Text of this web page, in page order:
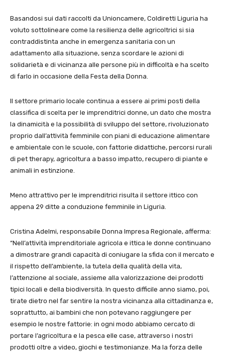
Basandosi sui dati raccolti da Unioncamere, Coldiretti Liguria ha
voluto sottolineare come la resilienza delle agricoltrici si sia
contraddistinta anche in emergenza sanitaria con un
adattamento alla situazione, senza scordare le azioni di
solidarietà e di vicinanza alle persone più in difficoltà e ha scelto
di farlo in occasione della Festa della Donna.
Il settore primario locale continua a essere ai primi posti della
classifica di scelta per le imprenditrici donne, un dato che mostra
la dinamicità e la possibilità di sviluppo del settore, rivoluzionato
proprio dall’attività femminile con piani di educazione alimentare
e ambientale con le scuole, con fattorie didattiche, percorsi rurali
di pet therapy, agricoltura a basso impatto, recupero di piante e
animali in estinzione.
Meno attrattivo per le imprenditrici risulta il settore ittico con
appena 29 ditte a conduzione femminile in Liguria.
Cristina Adelmi, responsabile Donna Impresa Regionale, afferma:
“Nell’attività imprenditoriale agricola e ittica le donne continuano
a dimostrare grandi capacità di coniugare la sfida con il mercato e
il rispetto dell’ambiente, la tutela della qualità della vita,
l’attenzione al sociale, assieme alla valorizzazione dei prodotti
tipici locali e della biodiversità. In questo difficile anno siamo, poi,
tirate dietro nel far sentire la nostra vicinanza alla cittadinanza e,
soprattutto, ai bambini che non potevano raggiungere per
esempio le nostre fattorie: in ogni modo abbiamo cercato di
portare l’agricoltura e la pesca elle case, attraverso i nostri
prodotti oltre a video, giochi e testimonianze. Ma la forza delle